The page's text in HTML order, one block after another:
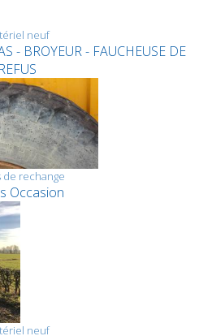
neuf
- BROYEUR - FAUCHEUSE DE
REFUS
de rechange
Occasion
neuf